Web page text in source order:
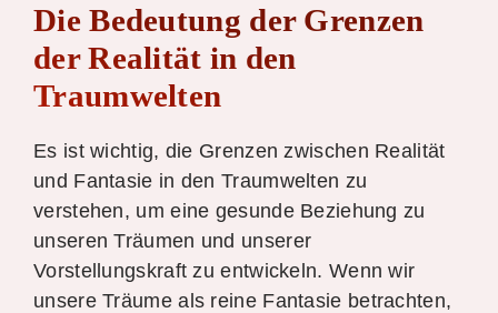
Die Bedeutung der Grenzen
der Realität in den
Traumwelten
Es ist wichtig, die Grenzen zwischen Realität
und Fantasie in den Traumwelten zu
verstehen, um eine gesunde Beziehung zu
unseren Träumen und unserer
Vorstellungskraft zu entwickeln. Wenn wir
unsere Träume als reine Fantasie betrachten,